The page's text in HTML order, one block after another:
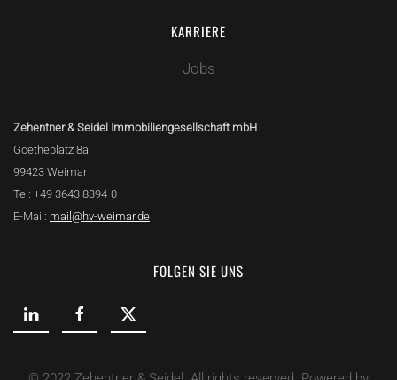
KARRIERE
Jobs
Zehentner & Seidel Immobiliengesellschaft mbH
Goetheplatz 8a
99423 Weimar
Tel: +49 3643 8394-0
E-Mail: mail@hv-weimar.de
FOLGEN SIE UNS